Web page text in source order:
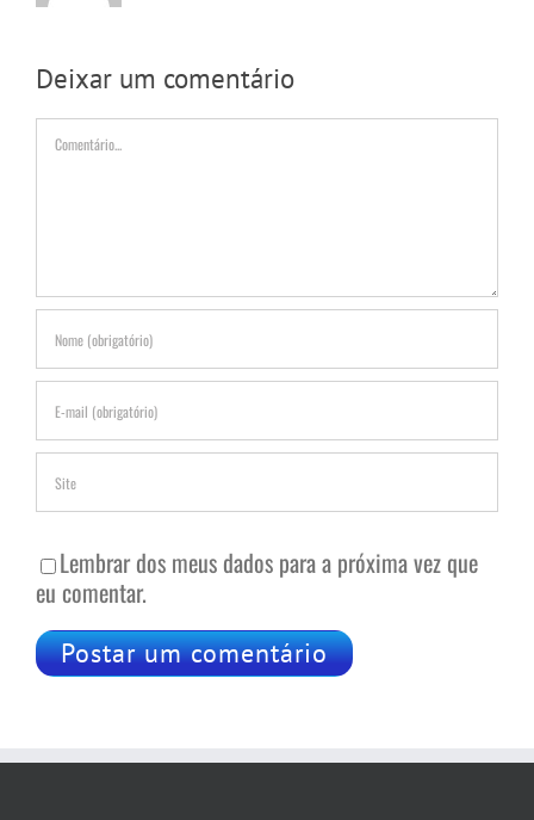
Deixar um comentário
Comentário
Lembrar dos meus dados para a próxima vez que
eu comentar.